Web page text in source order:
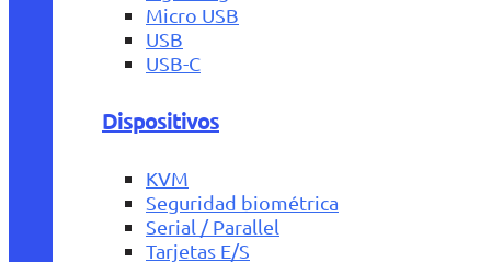
Micro USB
USB
USB-C
Dispositivos
KVM
Seguridad biométrica
Serial / Parallel
Tarjetas E/S